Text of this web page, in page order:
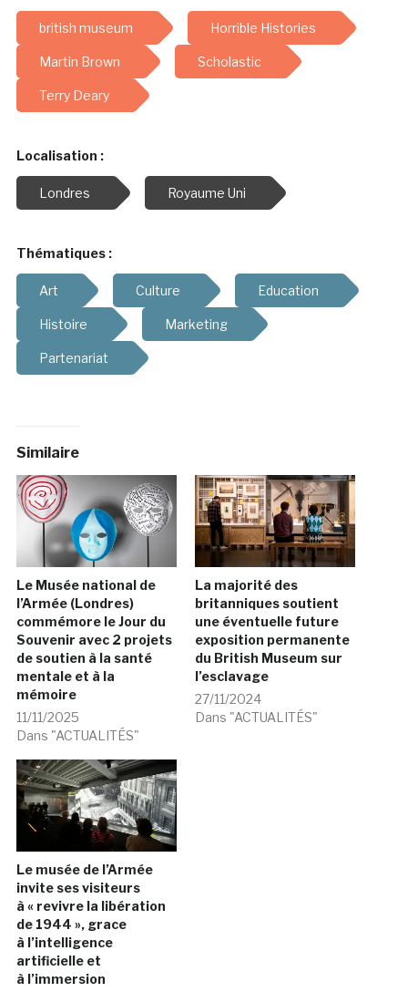
british museum Horrible Histories
Martin Brown Scholastic
Terry Deary
Localisation :
Londres Royaume Uni
Thématiques :
Art Culture Education
Histoire Marketing
Partenariat
Similaire
Le Musée national de
l’Armée (Londres)
commémore le Jour du
Souvenir avec 2 projets
de soutien à la santé
mentale et à la
mémoire
11/11/2025
Dans "ACTUALITÉS"
La majorité des
britanniques soutient
une éventuelle future
exposition permanente
du British Museum sur
l’esclavage
27/11/2024
Dans "ACTUALITÉS"
Le musée de l’Armée
invite ses visiteurs
à « revivre la libération
de 1944 », grace
à l’intelligence
artificielle et
à l’immersion